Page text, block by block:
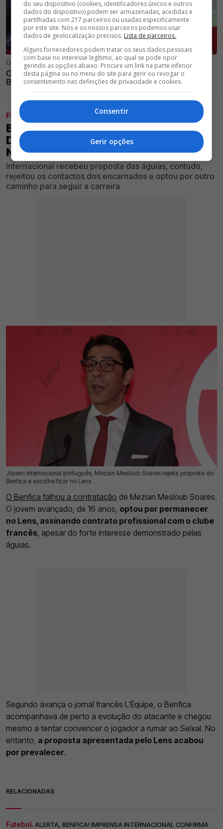
FUTEBOL FORMAÇÃO
BENFICA TENTOU A CONTRATAÇÃO
DE ATACANTE DO LENS, MAS LEVOU
NEGA DO JOGADOR
Internacional recebeu proposta das águias, contudo,
rejeitou os contactos dos encarnados e optou por outro
caminho para seguir a carreira
Jovem internacional português, Mezian Mesloub Soares rejeita proposta do
Benfica e escolhe ficar no Lens
20 Jul 2026 | 17:44 | 0
O Benfica falhou a contratação de Mezian Mesloub Soares.
O jovem avançado, de 16 anos, optou por permanecer
no Lens, assinando contrato profissional com o clube
francês , apesar do forte interesse demonstrado pelas
águias.
Segundo avança o jornal francês L'Équipe, o Benfica
acompanhava de perto a evolução do atacante e chegou
mesmo a tentar convencer o jogador a rumar ao Seixal. No
entanto, a proposta apresentada pelo Lens acabou
por prevalecer.
RELACIONADAS
Futebol. ALERTA, BENFICA! IMPRENSA INTERNACIONAL CONFIRMA
do seu dispositivo (cookies, identificadores únicos e outros
dados do dispositivo) podem ser armazenadas, acedidas e
partilhadas com 217 parceiros ou usadas especificamente
por este site. Nós e os nossos parceiros podemos usar
dados de geolocalização precisos. Lista de parceiros.
Alguns fornecedores podem tratar os seus dados pessoais
com base no interesse legítimo, ao qual se pode opor
gerindo as opções abaixo. Procure um link na parte inferior
desta página ou no menu do site para gerir ou revogar o
consentimento nas definições de privacidade e cookies.
Consentir
Gerir opções